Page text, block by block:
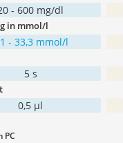
- 600 mg/dl
in mmol/l
- 33,3 mmol/l
5 s
0,5 µl
PC